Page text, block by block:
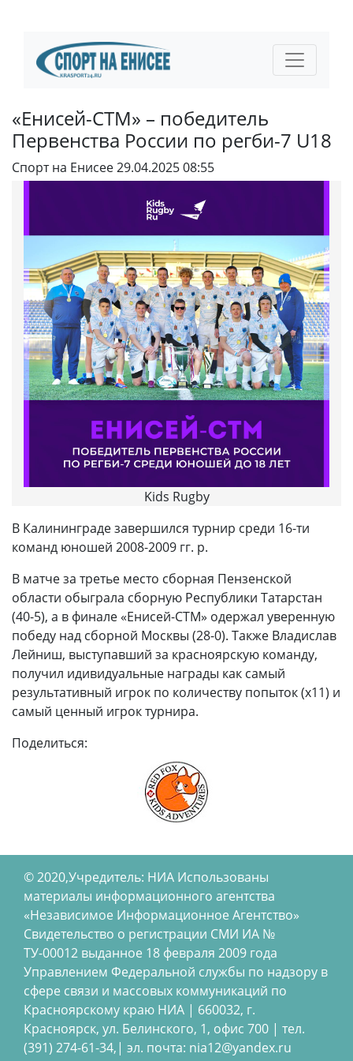
«Енисей-СТМ» – победитель
Первенства России по регби-7 U18
Спорт на Енисее29.04.2025 08:55
Kids Rugby
В Калининграде завершился турнир среди 16-ти
команд юношей 2008-2009 гг. р.
В матче за третье место сборная Пензенской
области обыграла сборную Республики Татарстан
(40-5), а в финале «Енисей-СТМ» одержал уверенную
победу над сборной Москвы (28-0). Также Владислав
Лейниш, выступавший за красноярскую команду,
получил идивидуальные награды как самый
результативный игрок по количеству попыток (х11) и
самый ценный игрок турнира.
Поделиться:
© 2020,Учредитель: НИА Использованы
материалы информационного агентства
«Независимое Информационное Агентство»
Свидетельство о регистрации СМИ ИА №
ТУ-00012 выданное 18 февраля 2009 года
Управлением Федеральной службы по надзору в
сфере связи и массовых коммуникаций по
Красноярскому краю НИА | 660032, г.
Красноярск, ул. Белинского, 1, офис 700 | тел.
(391) 274-61-34,| эл. почта: nia12@yandex.ru